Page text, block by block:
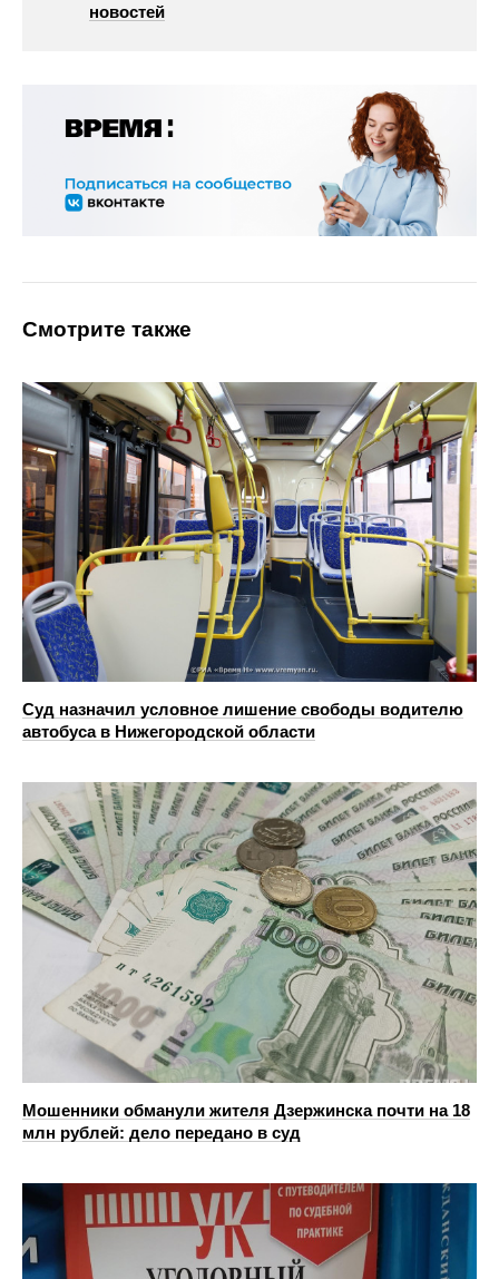
новостей
Смотрите также
Суд назначил условное лишение свободы водителю
автобуса в Нижегородской области
Мошенники обманули жителя Дзержинска почти на 18
млн рублей: дело передано в суд